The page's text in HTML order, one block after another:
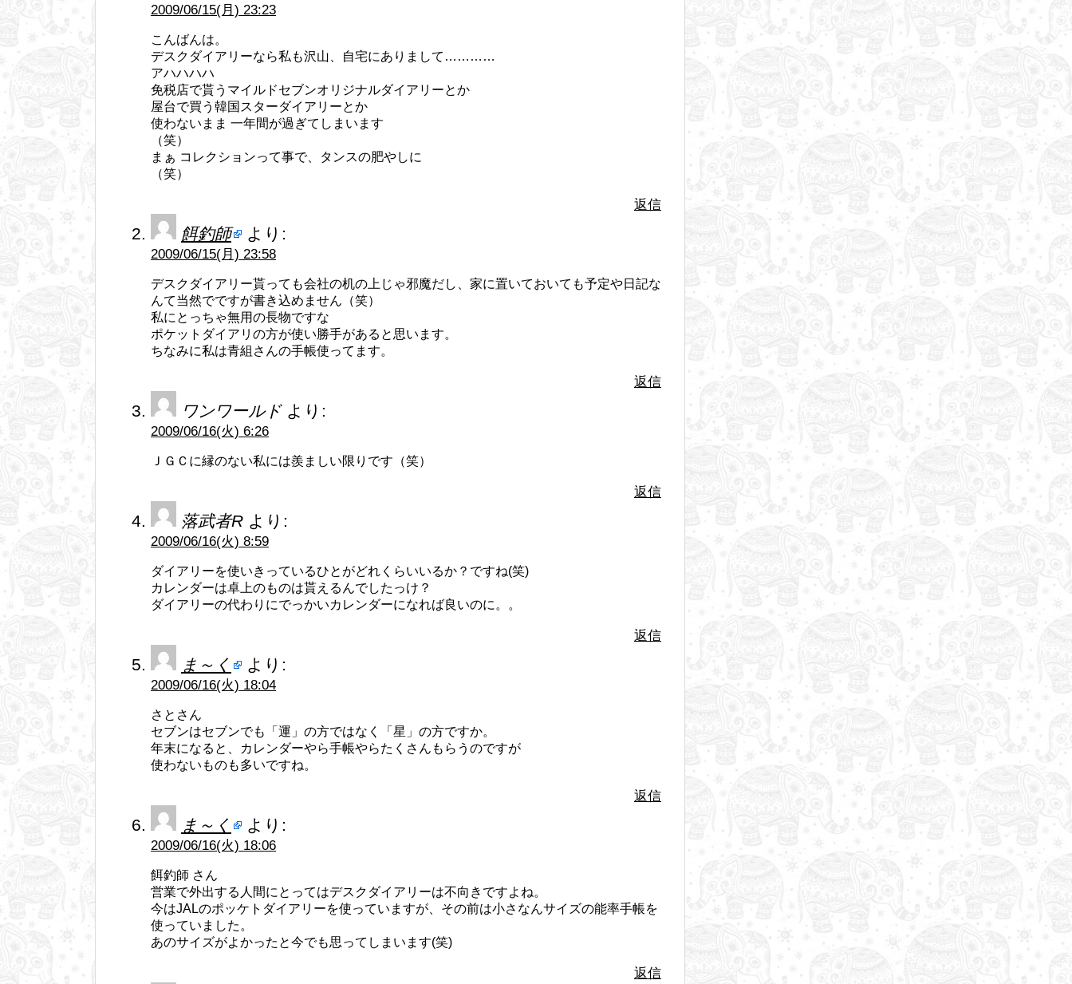
2009/06/15(月) 23:23
こんばんは。
デスクダイアリーなら私も沢山、自宅にありまして…………
アハハハハ
免税店で貰うマイルドセブンオリジナルダイアリーとか
屋台で買う韓国スターダイアリーとか
使わないまま 一年間が過ぎてしまいます
（笑）
まぁ コレクションって事で、タンスの肥やしに
（笑）
返信
餌釣師 より:
2009/06/15(月) 23:58
デスクダイアリー貰っても会社の机の上じゃ邪魔だし、家に置いておいても予定や日記な
んて当然でですが書き込めません（笑）
私にとっちゃ無用の長物ですな
ポケットダイアリの方が使い勝手があると思います。
ちなみに私は青組さんの手帳使ってます。
返信
ワンワールド より:
2009/06/16(火) 6:26
ＪＧＣに縁のない私には羨ましい限りです（笑）
返信
落武者R より:
2009/06/16(火) 8:59
ダイアリーを使いきっているひとがどれくらいいるか？ですね(笑)
カレンダーは卓上のものは貰えるんでしたっけ？
ダイアリーの代わりにでっかいカレンダーになれば良いのに。。
返信
ま～く より:
2009/06/16(火) 18:04
さとさん
セブンはセブンでも「運」の方ではなく「星」の方ですか。
年末になると、カレンダーやら手帳やらたくさんもらうのですが
使わないものも多いですね。
返信
ま～く より:
2009/06/16(火) 18:06
餌釣師 さん
営業で外出する人間にとってはデスクダイアリーは不向きですよね。
今はJALのポッケトダイアリーを使っていますが、その前は小さなんサイズの能率手帳を
使っていました。
あのサイズがよかったと今でも思ってしまいます(笑)
返信